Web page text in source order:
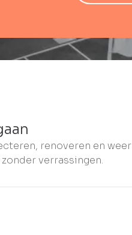
renoveren en weer
verrassingen.